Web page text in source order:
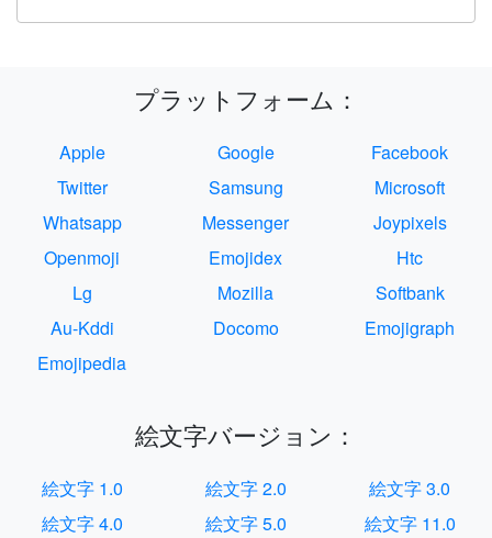
プラットフォーム：
Apple Google
Facebook
Twitter
Samsung
Microsoft
Whatsapp
Messenger
Joypixels
Openmoji
Emojidex
Htc
Lg
Mozilla
Softbank
Au-Kddi
Docomo
Emojigraph
Emojipedia
絵文字バージョン：
絵文字 1.0 絵文字 2.0
絵文字 3.0
絵文字 4.0
絵文字 5.0
絵文字 11.0